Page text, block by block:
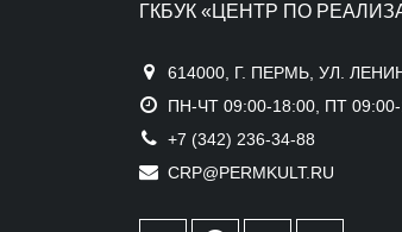
ГКБУК «ЦЕНТР ПО
614000, Г. ПЕРМЬ, УЛ.
ПН-ЧТ 09:00-18:00, ПТ
+7 (342) 236-34-88
CRP@PERMKULT.RU